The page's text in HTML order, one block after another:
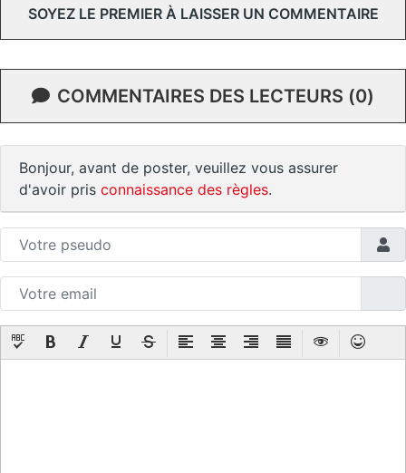
SOYEZ LE PREMIER À LAISSER UN COMMENTAIRE
COMMENTAIRES DES LECTEURS (0)
Bonjour, avant de poster, veuillez vous assurer
d'avoir pris connaissance des règles.